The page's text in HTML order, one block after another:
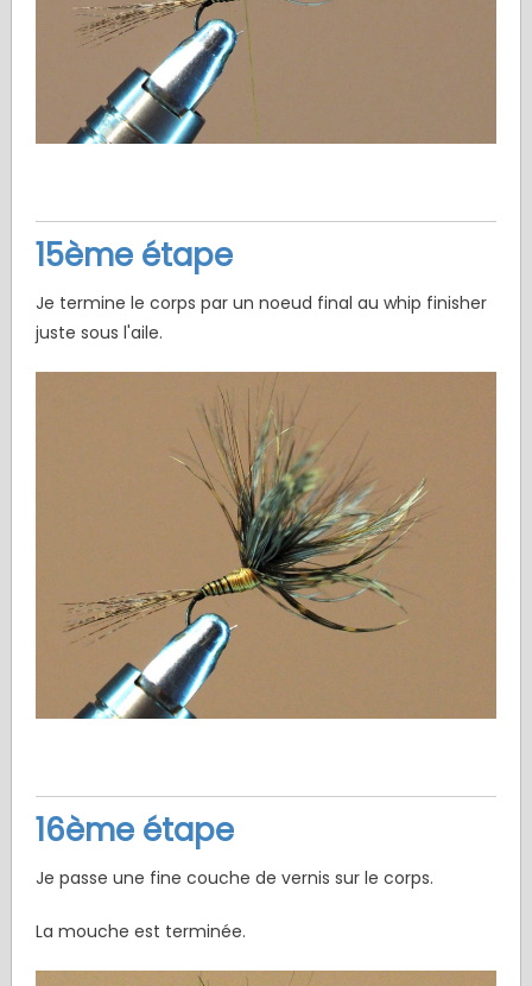
15ème étape
Je termine le corps par un noeud final au whip finisher
juste sous l'aile.
16ème étape
Je passe une fine couche de vernis sur le corps.
La mouche est terminée.